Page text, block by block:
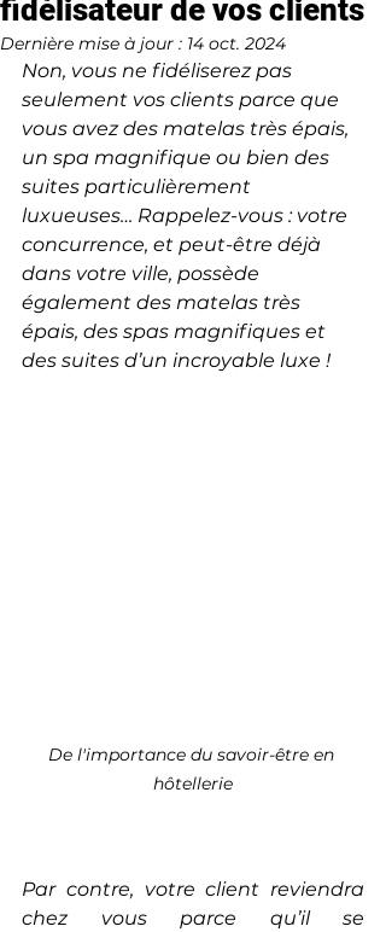
fidélisateur de vos clients
Dernière mise à jour : 14 oct. 2024
Non, vous ne fidéliserez pas
seulement vos clients parce que
vous avez des matelas très épais,
un spa magnifique ou bien des
suites particulièrement
luxueuses… Rappelez-vous : votre
concurrence, et peut-être déjà
dans votre ville, possède
également des matelas très
épais, des spas magnifiques et
des suites d’un incroyable luxe !
De l'importance du savoir-être en
hôtellerie
Par contre, votre client reviendra
chez vous parce qu’il se